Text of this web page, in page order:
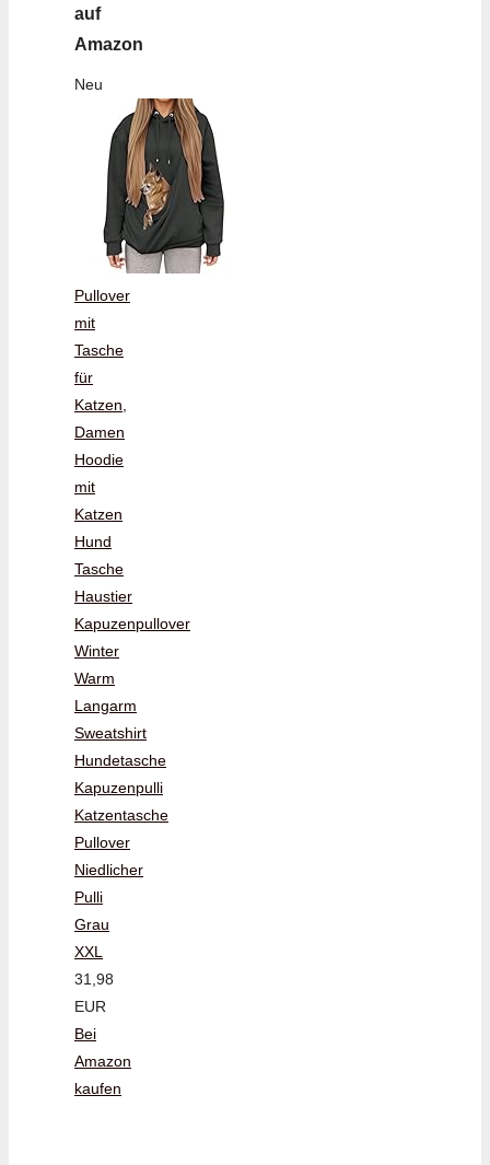
auf
Amazon
Neu
Pullover
mit
Tasche
für
Katzen,
Damen
Hoodie
mit
Katzen
Hund
Tasche
Haustier
Kapuzenpullover
Winter
Warm
Langarm
Sweatshirt
Hundetasche
Kapuzenpulli
Katzentasche
Pullover
Niedlicher
Pulli
Grau
XXL
31,98
EUR
Bei
Amazon
kaufen